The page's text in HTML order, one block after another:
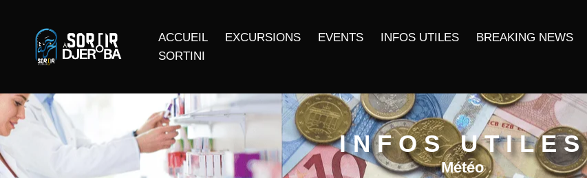
ACCUEIL EXCURSIONS EVENTS INFOS UTILES BREAKING NEWS
SORTINI
INFOS UTILES
Météo